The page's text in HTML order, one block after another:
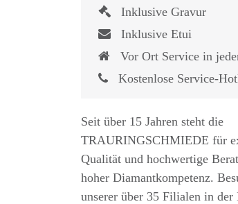
Inklusive Gravur
Inklusive Etui
Vor Ort Service in
Kostenlose Service-
Seit über 15 Jahren steht die
TRAURINGSCHMIEDE für
Qualität und hochwertige
hoher Diamantkompetenz.
unserer über 35 Filialen in